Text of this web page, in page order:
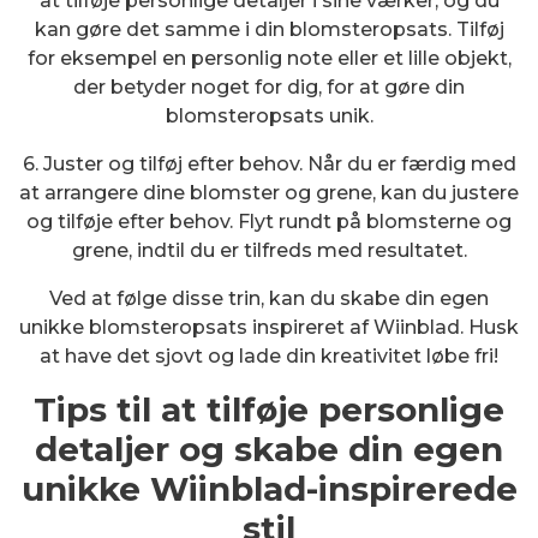
kan gøre det samme i din blomsteropsats. Tilføj
for eksempel en personlig note eller et lille objekt,
der betyder noget for dig, for at gøre din
blomsteropsats unik.
6. Juster og tilføj efter behov. Når du er færdig med
at arrangere dine blomster og grene, kan du justere
og tilføje efter behov. Flyt rundt på blomsterne og
grene, indtil du er tilfreds med resultatet.
Ved at følge disse trin, kan du skabe din egen
unikke blomsteropsats inspireret af Wiinblad. Husk
at have det sjovt og lade din kreativitet løbe fri!
Tips til at tilføje personlige
detaljer og skabe din egen
unikke Wiinblad-inspirerede
stil